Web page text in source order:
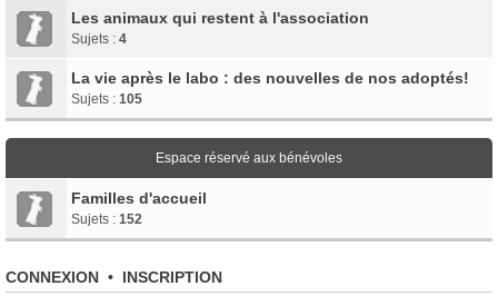
Les animaux qui restent à l'association
Sujets : 4
La vie après le labo : des nouvelles de nos adoptés!
Sujets : 105
Espace réservé aux bénévoles
Familles d'accueil
Sujets : 152
CONNEXION • INSCRIPTION